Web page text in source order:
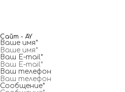
Сайт - AY
Ваше имя*
Ваш E-mail*
Ваш телефон
Сообщение*